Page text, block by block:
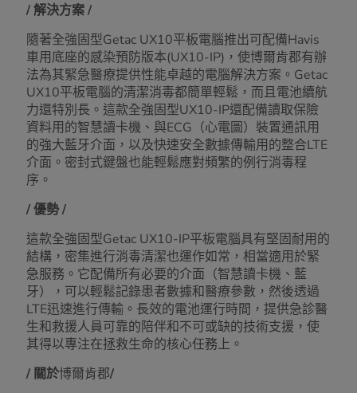
/ 解決方案 /
隨著全強固型Getac UX10平板電腦推出可配備Havis
車用底座的感染預防版本(UX10-IP)，使博爾肯郡有辦
法為其緊急醫療提供性能卓越的電腦解決方案。Getac
UX10平板電腦的清潔消毒都簡單輕鬆，而且電池續航
力還特別長。這款全強固型UX10-IP還配備讀取保險
資料用的智慧讀卡機、與ECG（心電圖）裝置通訊用
的強大藍牙介面，以及快速安全數據傳輸用的整合LTE
介面。密封式鍵盤也能輕鬆應對頻繁的例行消毒程
序。
/ 優勢 /
這款全強固型Getac UX10-IP平板電腦具有堅固耐用的
結構，密集進行消毒清潔也運作如常，相當適用於緊
急服務。它配備所有必要的介面（智慧讀卡機、藍
牙），可以輕鬆記錄患者數據和醫療參數，然後透過
LTE迅速進行傳輸。長效的電池運行時間，提供急診醫
生和救援人員可靠的陪伴和不可或缺的技術支援，使
其得以專注在拯救生命的核心任務上。
/ 關於博爾肯郡/